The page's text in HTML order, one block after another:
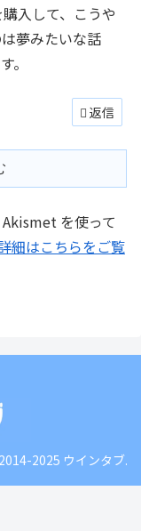
入して、こうや
夢みたいな話
。
返信
を使って
細はこちらをご覧
2025 ウインタブ.